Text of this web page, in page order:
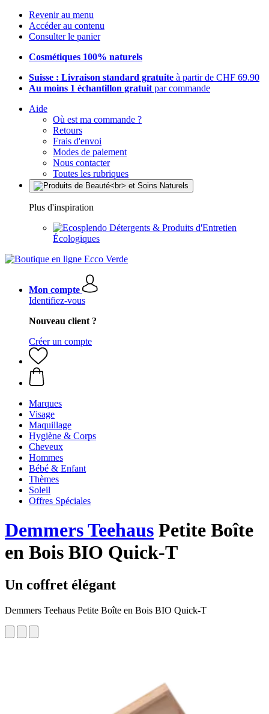
Revenir au menu
Accéder au contenu
Consulter le panier
Cosmétiques 100% naturels
Suisse : Livraison standard gratuite à partir de CHF 69.90
Au moins 1 échantillon gratuit par commande
Aide
Où est ma commande ?
Retours
Frais d'envoi
Modes de paiement
Nous contacter
Toutes les rubriques
Plus d'inspiration
Détergents & Produits d'Entretien
Écologiques
Mon compte
Identifiez-vous
Nouveau client ?
Créer un compte
Marques
Visage
Maquillage
Hygiène & Corps
Cheveux
Hommes
Bébé & Enfant
Thèmes
Soleil
Offres Spéciales
Demmers Teehaus Petite Boîte
en Bois BIO Quick-T
Un coffret élégant
Demmers Teehaus Petite Boîte en Bois BIO Quick-T